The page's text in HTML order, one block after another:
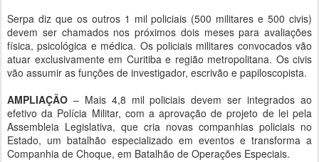
Serpa diz que os outros 1 mil policiais (500 militares e 500 civis)
devem ser chamados nos próximos dois meses para avaliações
física, psicológica e médica. Os policiais militares convocados vão
atuar exclusivamente em Curitiba e região metropolitana. Os civis
vão assumir as funções de investigador, escrivão e papiloscopista.
AMPLIAÇÃO – Mais 4,8 mil policiais devem ser integrados ao
efetivo da Polícia Militar, com a aprovação de projeto de lei pela
Assembleia Legislativa, que cria novas companhias policiais no
Estado, um batalhão especializado em eventos e transforma a
Companhia de Choque, em Batalhão de Operações Especiais.